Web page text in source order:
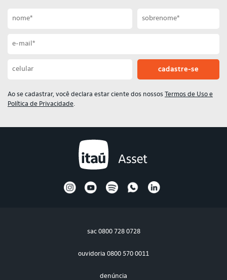
Ao se cadastrar, você declara estar ciente dos nossos
Termos de Uso e
Política de Privacidade.
sac 0800 728 0728
ouvidoria 0800 570 0011
denúncia